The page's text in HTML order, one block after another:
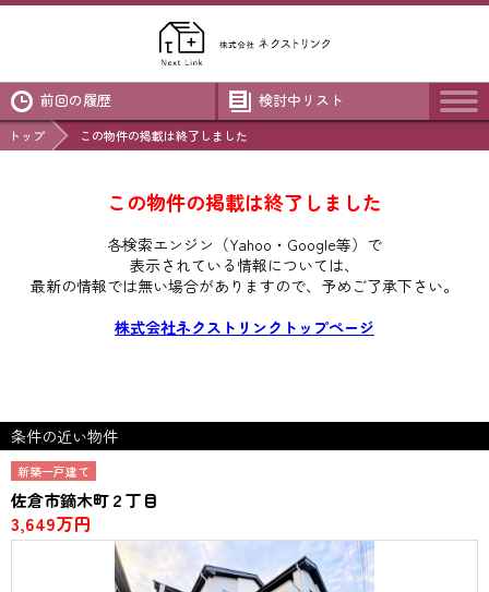
前回の履歴 検討中リスト
トップ この物件の掲載は終了しました
この物件の掲載は終了しました
各検索エンジン（Yahoo・Google等）で
表示されている情報については、
最新の情報では無い場合がありますので、 予めご了承下さい。
株式会社ネクストリンクトップページ
条件の近い物件
新築一戸建て
佐倉市鏑木町２丁目
3,649万円